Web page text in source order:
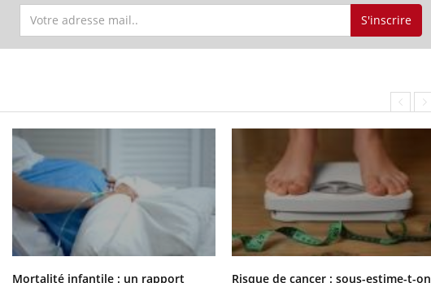
S'inscrire
Mortalité infantile : un rapport Risque de cancer : sous-estime-t-on